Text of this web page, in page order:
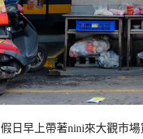
假日早上帶著nini來大觀市